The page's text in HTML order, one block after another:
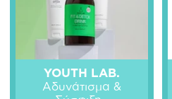
YOUTH LAB.
Αδυνάτισμα &